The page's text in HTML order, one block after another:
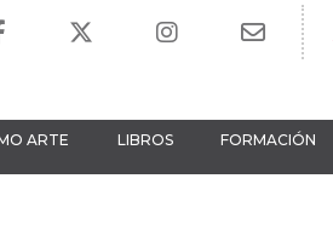
ARTE LIBROS FORMACIÓN